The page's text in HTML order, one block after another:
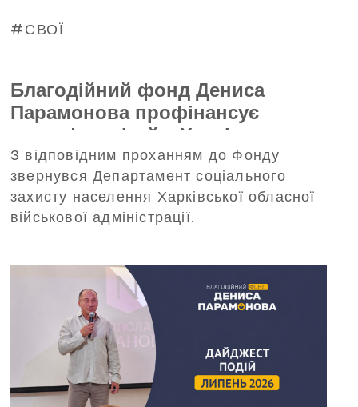
СВОЇ
Благодійний фонд Дениса
Парамонова профінансує
трансфер дітей з Харківщини на
відпочинок до Польщі
З відповідним проханням до Фонду
звернувся Департамент соціального
захисту населення Харківської обласної
військової адміністрації.